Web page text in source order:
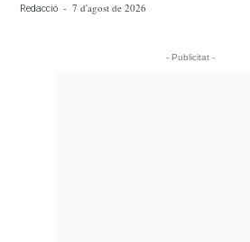
Redacció - 7 d'agost de 2026
- Publicitat -